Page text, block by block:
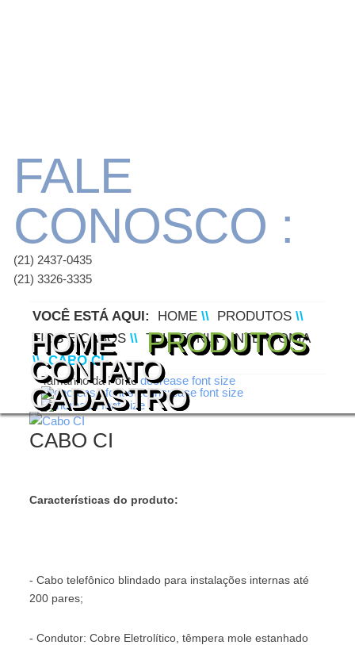
FALE
CONOSCO :
(21) 2437-0435
(21) 3326-3335
HOME
PRODUTOS
CONTATO
CADASTRO
VOCÊ ESTÁ AQUI: HOME \\ PRODUTOS \\
FIOS E CABOS \\ TELEFONIA - INTERFONIA
\\CABO CI
Tamanho da Fonte decrease font size
increase font size
CABO CI
Características do produto:
- Cabo telefônico blindado para instalações internas até
200 pares;
- Condutor: Cobre Eletrolítico, têmpera mole estanhado